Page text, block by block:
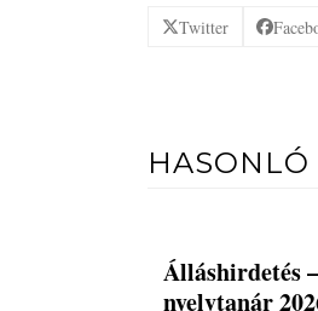
Twitter
HASONLÓ
Álláshirdetés
nyelvtanár